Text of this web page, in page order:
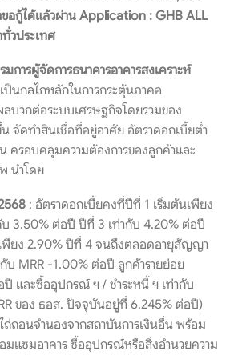
อกู้ได้แล้วผ่าน Application : GHB ALL
วประเทศ
การผู้จัดการธนาคารอาคารสงเคราะห์
ป็นกลไกหลักในการกระตุ้นภาคอ
บวกต่อระบบเศรษฐกิจโดยรวมของ
จัดทำสินเชื่อที่อยู่อาศัย อัตราดอกเบี้ยต่ำ
ครอบคลุมความต้องการของลูกค้าและ
นำโดย
: อัตราดอกเบี้ยคงที่ปีที่ 1 เริ่มต้นเพียง
3.50% ต่อปี ปีที่ 3 เท่ากับ 4.20% ต่อปี
พียง 2.90% ปีที่ 4 จนถึงตลอดอายุสัญญา
บ MRR -1.00% ต่อปี ลูกค้ารายย่อย
และซื้ออุปกรณ์ ฯ / ชำระหนี้ ฯ เท่ากับ
ของ ธอส. ปัจจุบันอยู่ที่ 6.245% ต่อปี)
ถ่ถอนจำนองจากสถาบันการเงินอื่น พร้อม
มแซมอาคาร ซื้ออุปกรณ์หรือสิ่งอำนวยความ